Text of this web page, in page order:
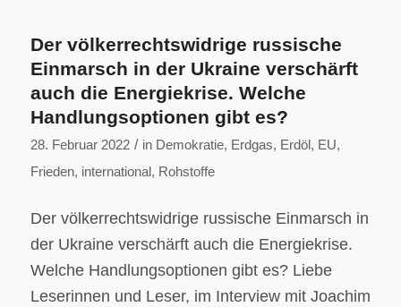
Der völkerrechtswidrige russische
Einmarsch in der Ukraine verschärft
auch die Energiekrise. Welche
Handlungsoptionen gibt es?
28. Februar 2022 / in Demokratie, Erdgas, Erdöl , EU,
Frieden, international , Rohstoffe
Der völkerrechtswidrige russische Einmarsch in
der Ukraine verschärft auch die Energiekrise.
Welche Handlungsoptionen gibt es? Liebe
Leserinnen und Leser, im Interview mit Joachim